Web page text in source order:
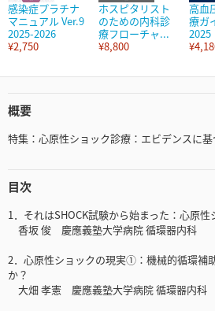
感染症プラチナ
マニュアル Ver.9
2025-2026
¥2,750
ホスピタリスト
のための内科診
療フローチャ...
¥8,800
高血
療ガ
2025
概要
特集：心原性ショック診療：エビデンスに
目次
1．それはSHOCK試験から始まった：心原
香坂 俊 慶應義塾大学病院 循環器内科
2．心原性ショックの現実①：機械的循環補
か？
大畑 孝憲 慶應義塾大学病院 循環器内科